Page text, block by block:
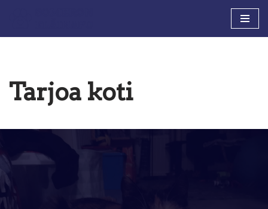
Tarjoa koti